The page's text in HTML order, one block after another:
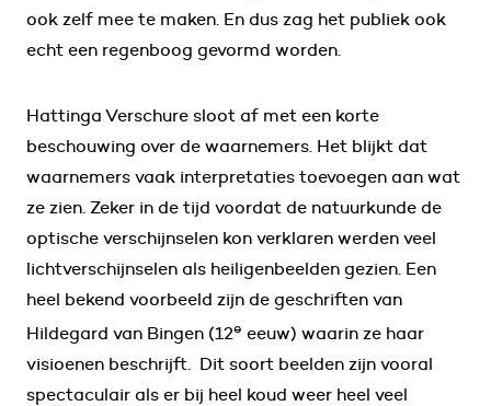
ook zelf mee te maken. En dus zag het publiek ook
echt een regenboog gevormd worden.
Hattinga Verschure sloot af met een korte
beschouwing over de waarnemers. Het blijkt dat
waarnemers vaak interpretaties toevoegen aan wat
ze zien. Zeker in de tijd voordat de natuurkunde de
optische verschijnselen kon verklaren werden veel
lichtverschijnselen als heiligenbeelden gezien. Een
heel bekend voorbeeld zijn de geschriften van
Hildegard van Bingen (12e eeuw) waarin ze haar
visioenen beschrijft. Dit soort beelden zijn vooral
spectaculair als er bij heel koud weer heel veel